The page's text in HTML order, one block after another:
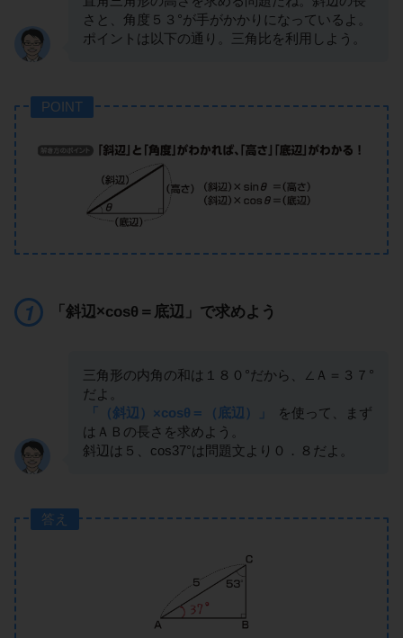
さと、角度５３°が手がかかりになっているよ。
ポイントは以下の通り。三角比を利用しよう。
POINT
「斜辺×cosθ＝底辺」で求めよう
三角形の内角の和は１８０°だから、∠Ａ＝３７°
だよ。
「（斜辺）×cosθ＝（底辺）」
を使って、まず
はＡＢの長さを求めよう。
斜辺は５、cos37°は問題文より０．８だよ。
答え